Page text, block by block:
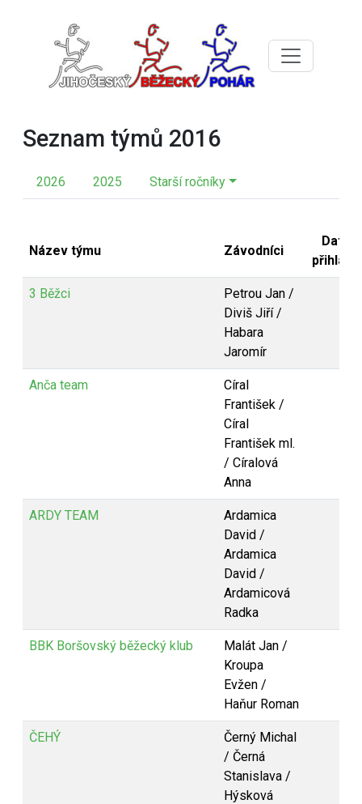
Seznam týmů 2016
2026 2025 Starší ročníky
Název týmu Závodníci
Datum
3 Běžci
Petrou Jan /
Diviš Jiří /
Habara
Jaromír
Anča team
Círal
František /
Círal
František ml.
/ Círalová
Anna
ARDY TEAM
Ardamica
David /
Ardamica
David /
Ardamicová
Radka
BBK Boršovský běžecký klub
Malát Jan /
Kroupa
Evžen /
Haňur Roman
ČEHÝ
Černý Michal
/ Černá
Stanislava /
Hýsková